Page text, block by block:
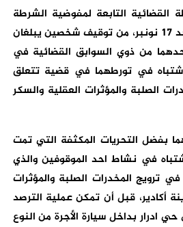
القضائية التابعة لمفوضية الشرطة
بتكيوين، صبيحة يوم الاحد 17 نونبر، من توقيف شخصين يبلغان
34و 27 سنة أحدهما من ذوي السوابق القضائية في
في تورطهما في قضية تتعلق
الصلبة والمؤثرات العقلية والسكر
بفضل التحريات المكثفة التي تمت
في نشاط احد الموقوفين والذي
ترويج المخدرات الصلبة والمؤثرات
أكادير، قبل أن تمكن عملية الترصد
ادرار بداخل سيارة الأجرة من النوع